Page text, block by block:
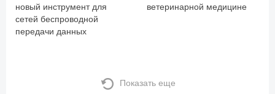
новый инструмент для
сетей беспроводной
передачи данных
ветеринарной медицине
Показать еще